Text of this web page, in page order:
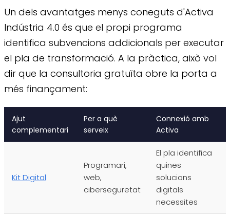
Un dels avantatges menys coneguts d'Activa
Indústria 4.0 és que el propi programa
identifica subvencions addicionals per executar
el pla de transformació. A la pràctica, això vol
dir que la consultoria gratuïta obre la porta a
més finançament:
Ajut
complementari
Per a què
serveix
Connexió amb
Activa
Kit Digital
Programari,
web,
ciberseguretat
El pla identifica
quines
solucions
digitals
necessites